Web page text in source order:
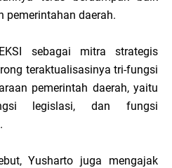
pemerintahan daerah.
sebagai mitra strategis
teraktualisasinya tri-fungsi
pemerintah daerah, yaitu
legislasi, dan fungsi
Yusharto juga mengajak